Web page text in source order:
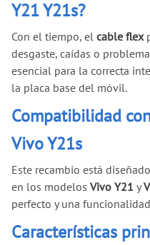
Y21 Y21s?
Con el tiempo, el cable flex
desgaste, caídas o
esencial para la correcta
la placa base del móvil.
Compatibilidad
Vivo Y21s
Este recambio está
en los modelos Vivo Y21 y
perfecto y una
Características